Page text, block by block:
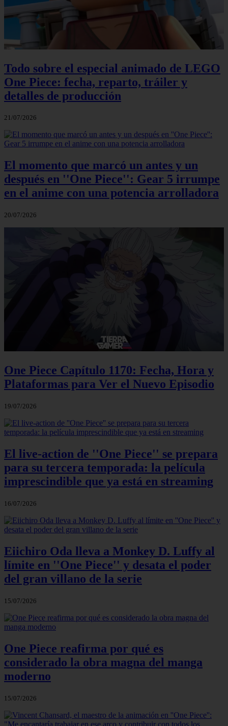
Todo sobre el especial animado de LEGO
One Piece: fecha, reparto, tráiler y
detalles de producción
21/07/2026
El momento que marcó un antes y un
después en ''One Piece'': Gear 5 irrumpe
en el anime con una potencia arrolladora
20/07/2026
One Piece Capítulo 1170: Fecha, Hora y
Plataformas para Ver el Nuevo Episodio
19/07/2026
El live-action de ''One Piece'' se prepara
para su tercera temporada: la película
imprescindible que ya está en streaming
16/07/2026
Eiichiro Oda lleva a Monkey D. Luffy al
límite en ''One Piece'' y desata el poder
del gran villano de la serie
15/07/2026
One Piece reafirma por qué es
considerado la obra magna del manga
moderno
15/07/2026